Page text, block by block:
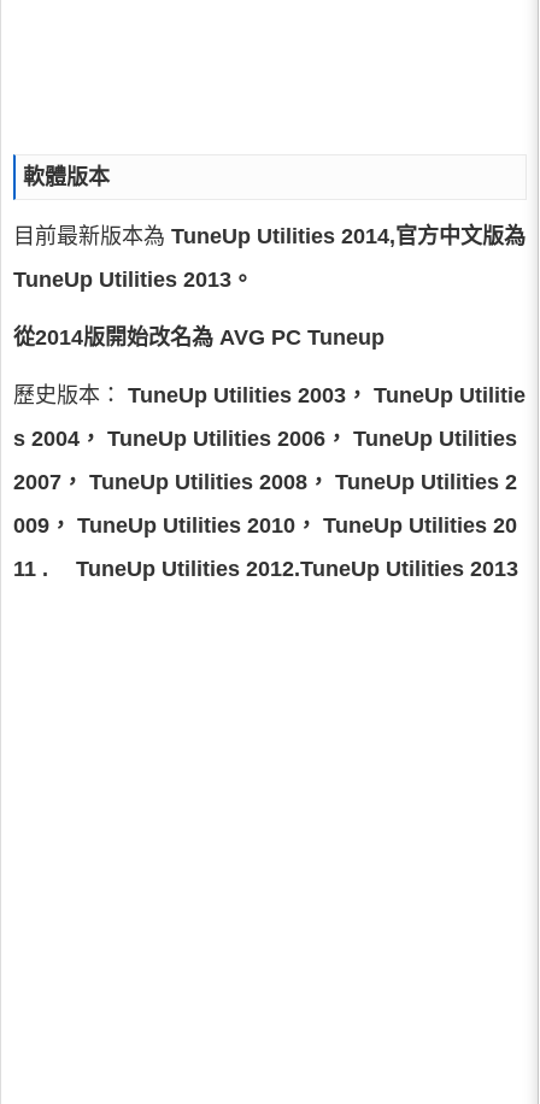
軟體版本
目前最新版本為 TuneUp Utilities 2014,官方中文版為
TuneUp Utilities 2013 。
從2014版開始改名為 AVG PC Tuneup
歷史版本： TuneUp Utilities 2003， TuneUp Utilitie
s 2004， TuneUp Utilities 2006， TuneUp Utilities
2007， TuneUp Utilities 2008， TuneUp Utilities 2
009， TuneUp Utilities 2010， TuneUp Utilities 20
11 . TuneUp Utilities 2012.TuneUp Utilities 2013